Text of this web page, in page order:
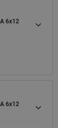
6x12
6x12